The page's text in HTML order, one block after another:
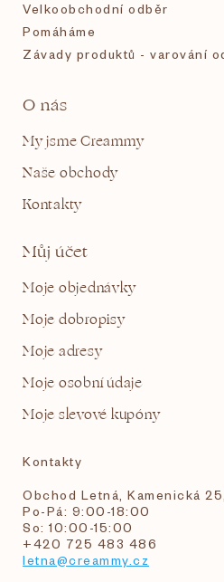
Velkoobchodní odběr
Pomáháme
Závady produktů - varování
O nás
My jsme Creammy
Naše obchody
Kontakty
Můj účet
Moje objednávky
Moje dobropisy
Moje adresy
Moje osobní údaje
Moje slevové kupóny
Kontakty
Obchod Letná, Kamenická
Po-Pá: 9:00-18:00
So: 10:00-15:00
+420 725 483 486
letna@creammy.cz